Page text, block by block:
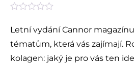
0
z
5
Letní vydání Cannor
tématům, která vás zajímají.
kolagen: jaký je pro vás ten